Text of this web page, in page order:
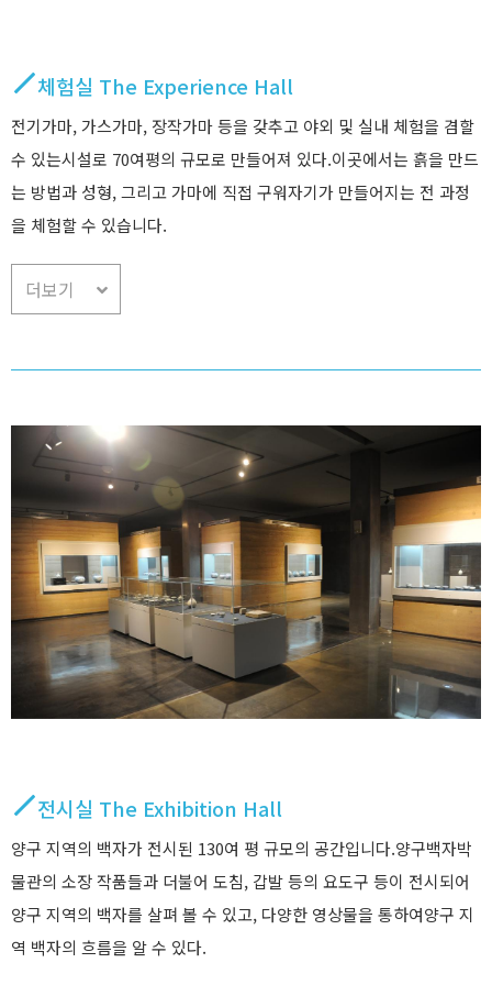
체험실 The Experience Hall
전기가마, 가스가마, 장작가마 등을 갖추고 야외 및 실내 체험을 겸할
수 있는시설로 70여평의 규모로 만들어져 있다.이곳에서는 흙을 만드
는 방법과 성형, 그리고 가마에 직접 구워자기가 만들어지는 전 과정
을 체험할 수 있습니다.
더보기
전시실 The Exhibition Hall
양구 지역의 백자가 전시된 130여 평 규모의 공간입니다.양구백자박
물관의 소장 작품들과 더불어 도침, 갑발 등의 요도구 등이 전시되어
양구 지역의 백자를 살펴 볼 수 있고, 다양한 영상물을 통하여양구 지
역 백자의 흐름을 알 수 있다.